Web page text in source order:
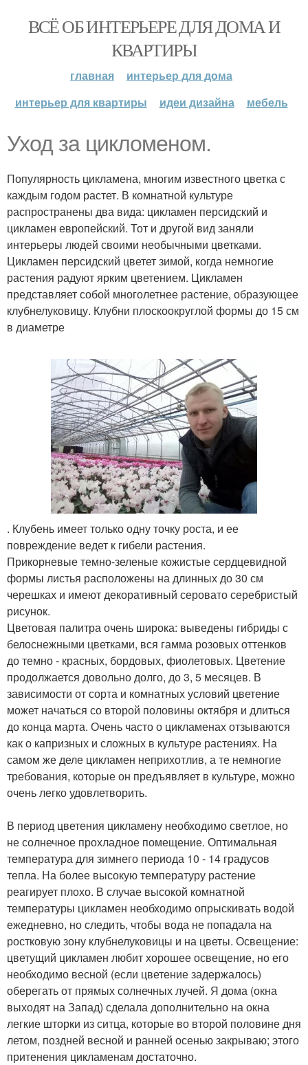
ВСЁ ОБ ИНТЕРЬЕРЕ ДЛЯ ДОМА И
КВАРТИРЫ
главная
интерьер для дома
интерьер для квартиры
идеи дизайна мебель
Уход за цикломеном.
Популярность цикламена, многим известного цветка с
каждым годом растет. В комнатной культуре
распространены два вида: цикламен персидский и
цикламен европейский. Тот и другой вид заняли
интерьеры людей своими необычными цветками.
Цикламен персидский цветет зимой, когда немногие
растения радуют ярким цветением. Цикламен
представляет собой многолетнее растение, образующее
клубнелуковицу. Клубни плоскоокруглой формы до 15 см
в диаметре
. Клубень имеет только одну точку роста, и ее
повреждение ведет к гибели растения.
Прикорневые темно-зеленые кожистые сердцевидной
формы листья расположены на длинных до 30 см
черешках и имеют декоративный серовато серебристый
рисунок.
Цветовая палитра очень широка: выведены гибриды с
белоснежными цветками, вся гамма розовых оттенков
до темно - красных, бордовых, фиолетовых. Цветение
продолжается довольно долго, до 3, 5 месяцев. В
зависимости от сорта и комнатных условий цветение
может начаться со второй половины октября и длиться
до конца марта. Очень часто о цикламенах отзываются
как о капризных и сложных в культуре растениях. На
самом же деле цикламен неприхотлив, а те немногие
требования, которые он предъявляет в культуре, можно
очень легко удовлетворить.
В период цветения цикламену необходимо светлое, но
не солнечное прохладное помещение. Оптимальная
температура для зимнего периода 10 - 14 градусов
тепла. На более высокую температуру растение
реагирует плохо. В случае высокой комнатной
температуры цикламен необходимо опрыскивать водой
ежедневно, но следить, чтобы вода не попадала на
ростковую зону клубнелуковицы и на цветы. Освещение:
цветущий цикламен любит хорошее освещение, но его
необходимо весной (если цветение задержалось)
оберегать от прямых солнечных лучей. Я дома (окна
выходят на Запад) сделала дополнительно на окна
легкие шторки из ситца, которые во второй половине дня
летом, поздней весной и ранней осенью закрываю; этого
притенения цикламенам достаточно.